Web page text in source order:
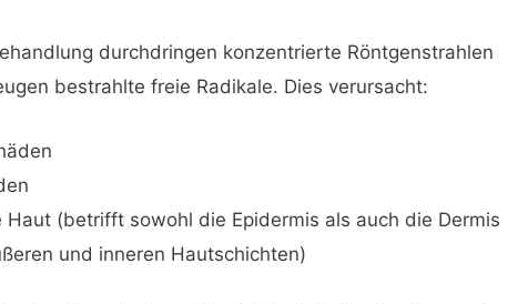
durchdringen konzentrierte Röntgenstrahlen
bestrahlte freie Radikale. Dies verursacht:
Haut (betrifft sowohl die Epidermis als auch die Dermis
und inneren Hautschichten)